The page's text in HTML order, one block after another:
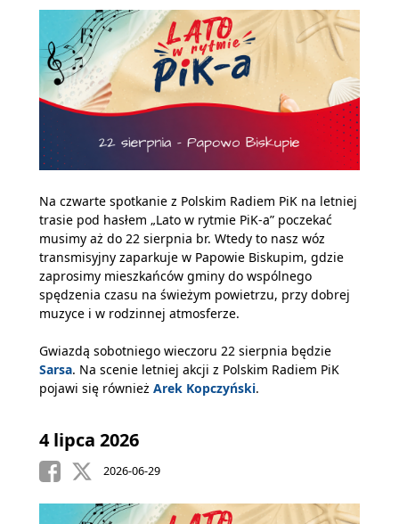
Na czwarte spotkanie z Polskim Radiem PiK na letniej
trasie pod hasłem „Lato w rytmie PiK-a” poczekać
musimy aż do 22 sierpnia br. Wtedy to nasz wóz
transmisyjny zaparkuje w Papowie Biskupim, gdzie
zaprosimy mieszkańców gminy do wspólnego
spędzenia czasu na świeżym powietrzu, przy dobrej
muzyce i w rodzinnej atmosferze.
Gwiazdą sobotniego wieczoru 22 sierpnia będzie
Sarsa. Na scenie letniej akcji z Polskim Radiem PiK
pojawi się również Arek Kopczyński.
4 lipca 2026
2026-06-29